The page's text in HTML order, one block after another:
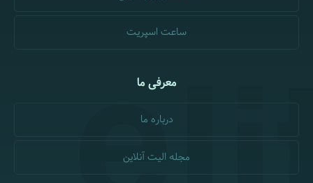
ساعت اسپریت
معرفی ما
درباره ما
مجله الیت آنلاین